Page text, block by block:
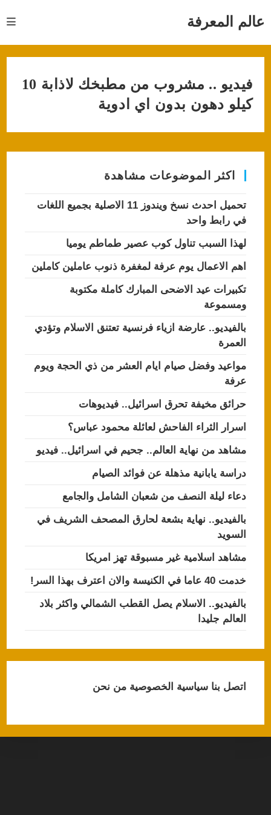
عالم المعرفة
فيديو .. مشروب من مطبخك لاذابة 10
كيلو دهون بدون اي ادوية
اكثر الموضوعات مشاهدة
تحميل احدث نسخ ويندوز 11 الاصلية بجميع اللغات
في رابط واحد
لهذا السبب تناول كوب عصير طماطم يوميا
اهم الاعمال يوم عرفة لمغفرة ذنوب عاملين كاملين
تكبيرات عيد الاضحى المبارك كاملة مكتوبة
ومسموعة
بالفيديو.. عارضة ازياء فرنسية تعتنق الاسلام وتؤدي
العمرة
مواعيد وفضل صيام ايام العشر من ذي الحجة ويوم
عرفة
حرائق مخيفة تحرق اسرائيل.. فيديوهات
اسرار الثراء الفاحش لعائلة محمود عباس؟
مشاهد من نهاية العالم.. جحيم في اسرائيل.. فيديو
دراسة يابانية مذهلة عن فوائد الصيام
دعاء ليلة النصف من شعبان الشامل والجامع
بالفيديو.. نهاية بشعة لحارق المصحف الشريف في
السويد
مشاهد اسلامية غير مسبوقة تهز امريكا
خدمت 40 عاما في الكنيسة والان اعترف بهذا السر!
بالفيديو.. الاسلام يصل القطب الشمالي واكثر بلاد
العالم جليدا
اتصل بناسياسية الخصوصيةمن نحن